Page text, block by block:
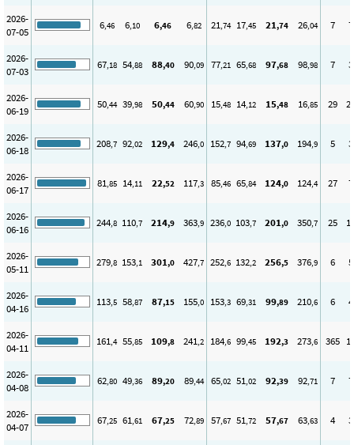
2026-
07-05
6,46 6,10 6,46 6,82 21,74 17,45 21,74 26,04 7 7
2026-
07-03
67,18 54,88 88,40 90,09 77,21 65,68 97,68 98,98 7 3
2026-
06-19
50,44 39,98 50,44 60,90 15,48 14,12 15,48 16,85 29
2026-
06-18
208,7 92,02 129,4 246,0 152,7 94,69 137,0 194,9 5 3
2026-
06-17
81,85 14,11 22,52 117,3 85,46 65,84 124,0 124,4 27 7
2026-
06-16
244,8 110,7 214,9 363,9 236,0 103,7 201,0 350,7 25
2026-
05-11
279,8 153,1 301,0 427,7 252,6 132,2 256,5 376,9 6 5
2026-
04-16
113,5 58,87 87,15 155,0 153,3 69,31 99,89 210,6 6 4
2026-
04-11
161,4 55,85 109,8 241,2 184,6 99,45 192,3 273,6 365
2026-
04-08
62,80 49,36 89,20 89,44 65,02 51,02 92,39 92,71 7 7
2026-
04-07
67,25 61,61 67,25 72,89 57,67 51,72 57,67 63,63 4 3